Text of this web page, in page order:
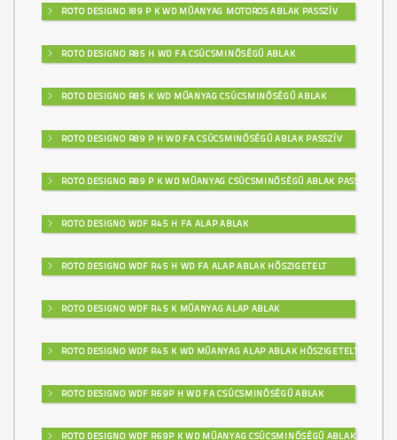
ROTO DESIGNO I89 P K WD MŰANYAG MOTOROS ABLAK PASSZÍV
ROTO DESIGNO R85 H WD FA CSÚCSMINŐSÉGŰ ABLAK
ROTO DESIGNO R85 K WD MŰANYAG CSÚCSMINŐSÉGŰ ABLAK
ROTO DESIGNO R89 P H WD FA CSÚCSMINŐSÉGŰ ABLAK PASSZÍV
ROTO DESIGNO R89 P K WD MŰANYAG CSÚCSMINŐSÉGŰ ABLAK PASSZÍV
ROTO DESIGNO WDF R45 H FA ALAP ABLAK
ROTO DESIGNO WDF R45 H WD FA ALAP ABLAK HŐSZIGETELT
ROTO DESIGNO WDF R45 K MŰANYAG ALAP ABLAK
ROTO DESIGNO WDF R45 K WD MŰANYAG ALAP ABLAK HŐSZIGETELT
ROTO DESIGNO WDF R69P H WD FA CSÚCSMINŐSÉGŰ ABLAK
ROTO DESIGNO WDF R69P K WD MŰANYAG CSÚCSMINŐSÉGŰ ABLAK